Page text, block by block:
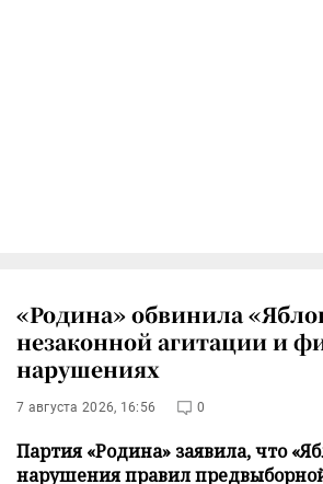
«Родина» обвинила
незаконной агитации и
нарушениях
7 августа 2026, 16:56 0
Партия «Родина» заявила, что
нарушения правил